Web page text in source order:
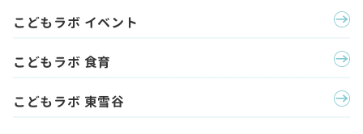
こどもラボ イベント
こどもラボ 食育
こどもラボ 東雪谷